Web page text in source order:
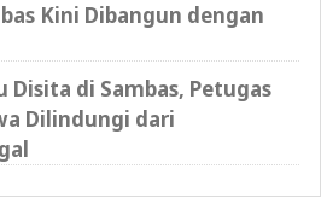
Kini Dibangun dengan
Disita di Sambas, Petugas
Dilindungi dari